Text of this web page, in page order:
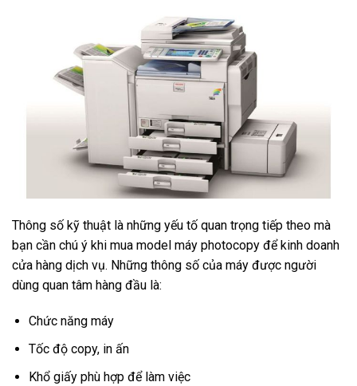
Thông số kỹ thuật là những yếu tố quan trọng tiếp theo mà
bạn cần chú ý khi mua model máy photocopy để kinh doanh
cửa hàng dịch vụ. Những thông số của máy được người
dùng quan tâm hàng đầu là:
Chức năng máy
Tốc độ copy, in ấn
Khổ giấy phù hợp để làm việc